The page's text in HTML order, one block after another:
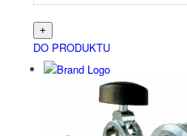
DO PRODUKTU